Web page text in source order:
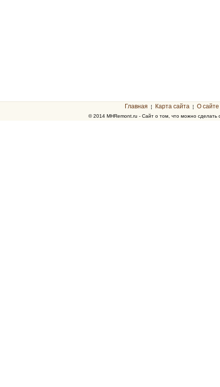
Главная ¦ Карта сайта ¦ О сайте
© 2014 MHRemont.ru - Сайт о том, что можно сделать